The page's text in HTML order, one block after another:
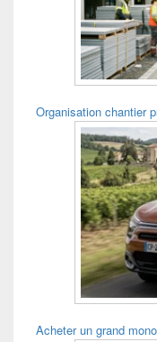
Organisation chantier
Acheter un grand